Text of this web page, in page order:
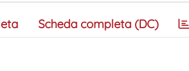
Scheda completa (DC)